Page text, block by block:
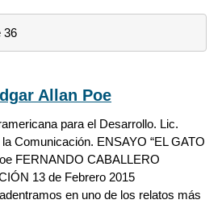
36
Allan Poe
para el Desarrollo. Lic.
Comunicación. ENSAYO “EL GATO
FERNANDO CABALLERO
13 de Febrero 2015
en uno de los relatos más